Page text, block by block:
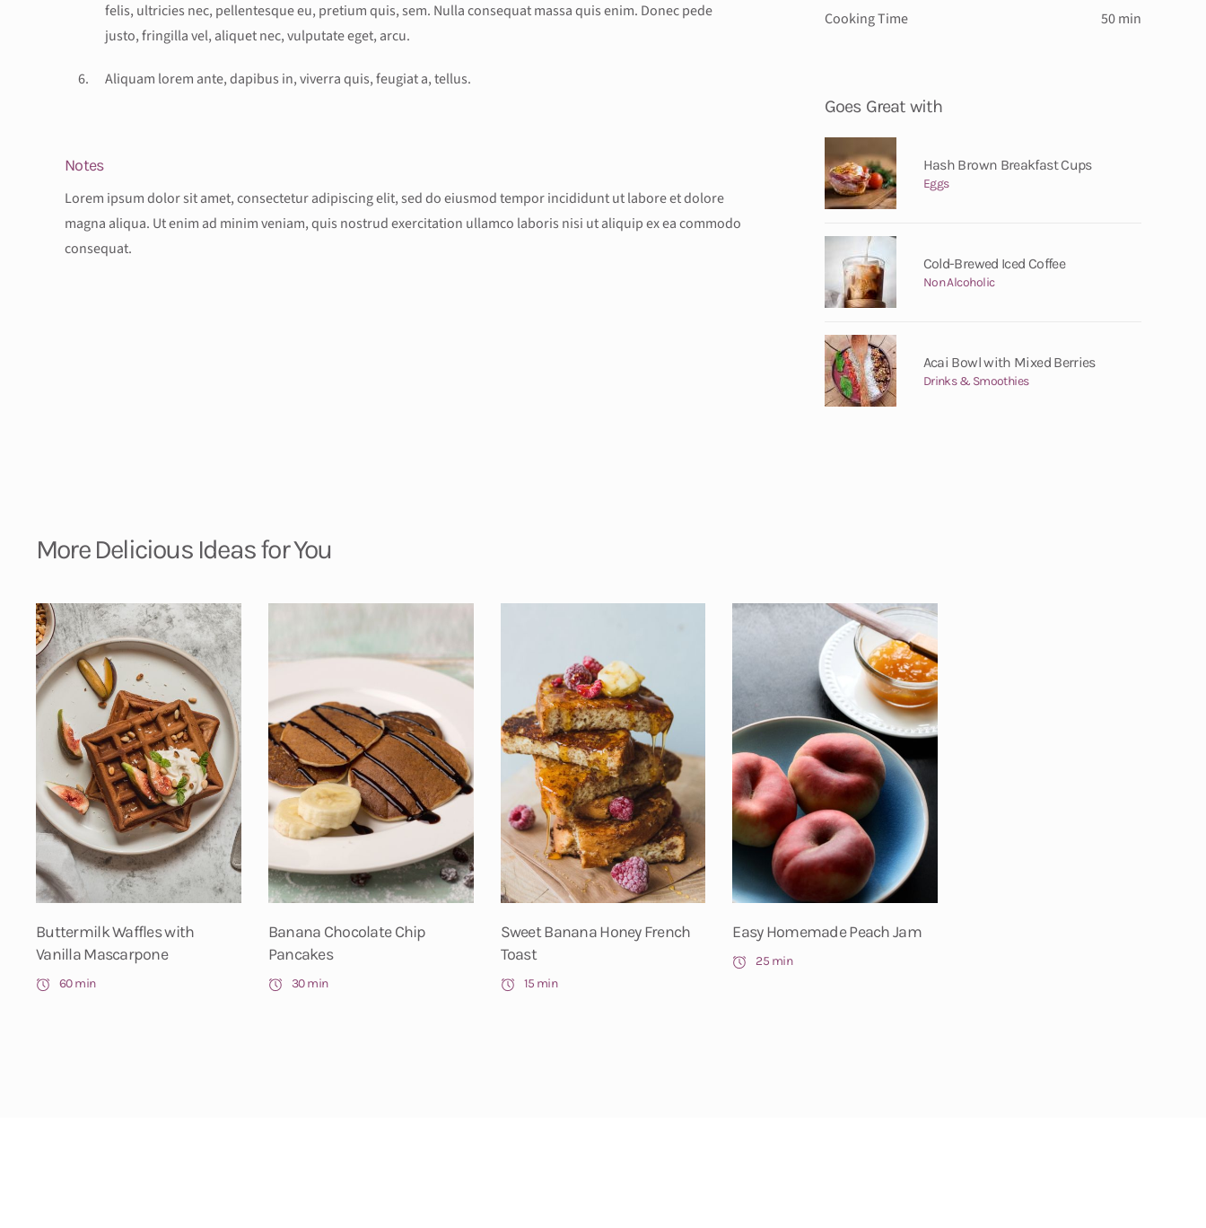
Cooking Time 50 min
Goes Great with
Hash Brown Breakfast Cups
Eggs
Cold-Brewed Iced Coffee
Non Alcoholic
Acai Bowl with Mixed Berries
Drinks & Smoothies
felis, ultricies nec, pellentesque eu, pretium quis, sem. Nulla consequat massa quis enim. Donec pede
justo, fringilla vel, aliquet nec, vulputate eget, arcu.
Aliquam lorem ante, dapibus in, viverra quis, feugiat a, tellus.
Notes
Lorem ipsum dolor sit amet, consectetur adipiscing elit, sed do eiusmod tempor incididunt ut labore et dolore
magna aliqua. Ut enim ad minim veniam, quis nostrud exercitation ullamco laboris nisi ut aliquip ex ea commodo
consequat.
More Delicious Ideas for You
Buttermilk Waffles with
Vanilla Mascarpone
60 min
Banana Chocolate Chip
Pancakes
30 min
Sweet Banana Honey French
Toast
15 min
Easy Homemade Peach Jam
25 min